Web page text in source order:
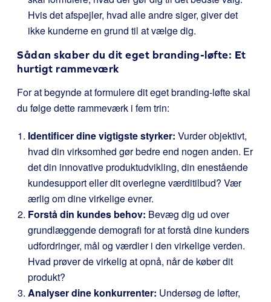
Hvis det afspejler, hvad alle andre siger, giver det
ikke kunderne en grund til at vælge dig.
Sådan skaber du dit eget branding-løfte: Et
hurtigt rammeværk
For at begynde at formulere dit eget branding-løfte skal
du følge dette rammeværk i fem trin:
Identificer dine vigtigste styrker: Vurder objektivt,
hvad din virksomhed gør bedre end nogen anden. Er
det din innovative produktudvikling, din enestående
kundesupport eller dit overlegne værditilbud? Vær
ærlig om dine virkelige evner.
Forstå din kundes behov: Bevæg dig ud over
grundlæggende demografi for at forstå dine kunders
udfordringer, mål og værdier i den virkelige verden.
Hvad prøver de virkelig at opnå, når de køber dit
produkt?
Analyser dine konkurrenter: Undersøg de løfter,